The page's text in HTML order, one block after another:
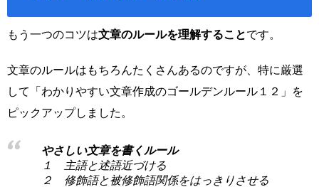
もう一つのコツは文章のルールを理解することです。
文章のルールはもちろんたくさんあるのですが、特に厳選
して「わかりやすい文章作成のゴールデンルール１２」を
ピックアップしました。
やさしい文章を書くルール
１ 主語と述語近づける
２ 修飾語と被修飾語関係をはっきりさせる